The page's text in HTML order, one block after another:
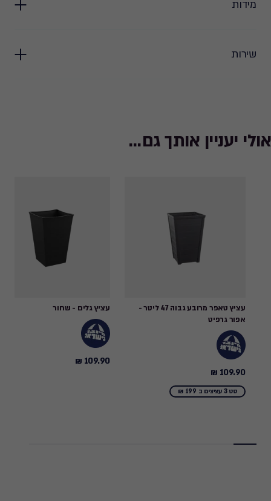
מידות
שירות
אולי יעניין אותך גם...
עציץ טאפר מרובע גבוה 47 ליטר -
אפור גרפיט
109.90
₪
109.90 ₪
סט 3 עציצים ב 199 ₪
עציץ גלים - שחור
109.90
109.90 ₪